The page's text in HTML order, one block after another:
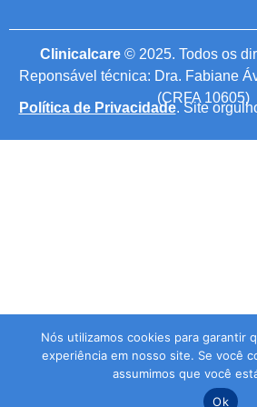
Clinicalcare © 2025. Todos os
Reponsável técnica: Dra. Fabiane
(CRFA 10605)
Política de Privacidade. Site
Nós utilizamos cookies para garantir
experiência em nosso site. Se você
assumimos que você
Ok